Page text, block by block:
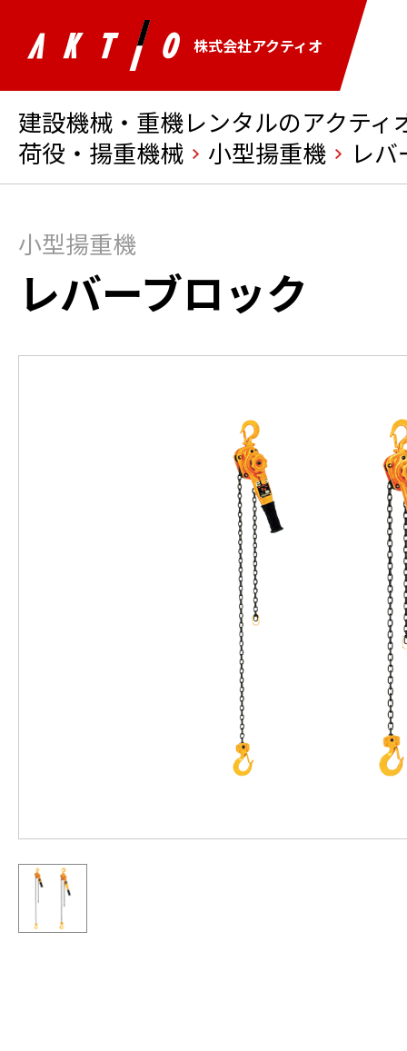
株式会社アクティオ
建設機械・重機レンタルのアクティ
荷役・揚重機械
小型揚重機 レ
小型揚重機
レバーブロック